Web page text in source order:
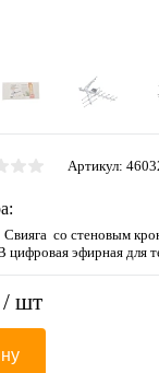
Артикул:
со стеновым
цифровая эфирная для
/ шт